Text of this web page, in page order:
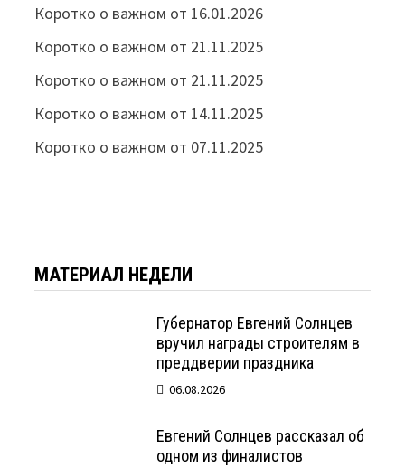
Коротко о важном от 16.01.2026
Коротко о важном от 21.11.2025
Коротко о важном от 21.11.2025
Коротко о важном от 14.11.2025
Коротко о важном от 07.11.2025
МАТЕРИАЛ НЕДЕЛИ
Губернатор Евгений Солнцев
вручил награды строителям в
преддверии праздника
06.08.2026
Евгений Солнцев рассказал об
одном из финалистов